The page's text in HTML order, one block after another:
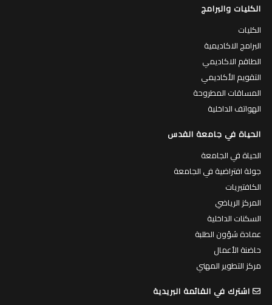
الكليات والبرامج
الكليات
البرامج الاكاديمية
الطاقم الاكاديمي
التقويم الأكاديمي
المساقات المطروحة
الهواتف الداخلية
الحياة في جامعة القدس
الحياة في الجامعة
جولة افتراضية في الجامعة
الكافتيريات
المركز الرياضي
السكنات الداخلية
عمادة شؤون الطلبة
حاضنة الأعمال
مركز التطوير المهني
اشترك في القائمة البريدية